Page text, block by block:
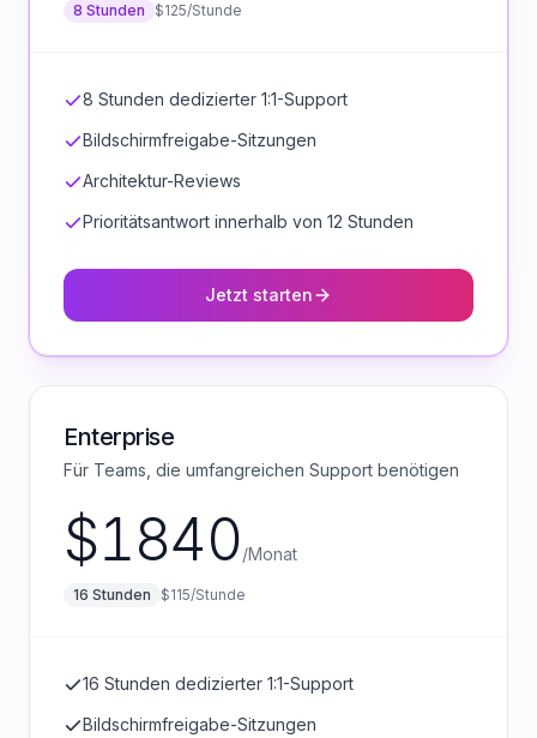
8 Stunden $125/Stunde
8 Stunden dedizierter 1:1-Support
Bildschirmfreigabe-Sitzungen
Architektur-Reviews
Prioritätsantwort innerhalb von 12 Stunden
Jetzt starten
Enterprise
Für Teams, die umfangreichen Support benötigen
$1840/Monat
16 Stunden $115/Stunde
16 Stunden dedizierter 1:1-Support
Bildschirmfreigabe-Sitzungen